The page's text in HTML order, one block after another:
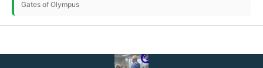
Gates of Olympus